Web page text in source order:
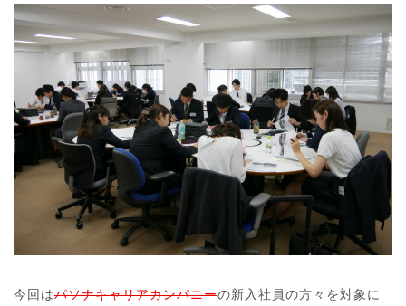
今回はパソナキャリアカンパニーの新入社員の方々を対象に